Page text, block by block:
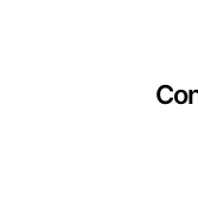
Controle de
- Biometria Digital
- Carteirinha